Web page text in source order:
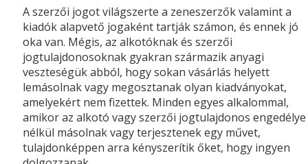
A szerzői jogot világszerte a zeneszerzők valamint a
kiadók alapvető jogaként tartják számon, és ennek jó
oka van. Mégis, az alkotóknak és szerzői
jogtulajdonosoknak gyakran származik anyagi
veszteségük abból, hogy sokan vásárlás helyett
lemásolnak vagy megosztanak olyan kiadványokat,
amelyekért nem fizettek. Minden egyes alkalommal,
amikor az alkotó vagy szerzői jogtulajdonos engedélye
nélkül másolnak vagy terjesztenek egy művet,
tulajdonképpen arra kényszerítik őket, hogy ingyen